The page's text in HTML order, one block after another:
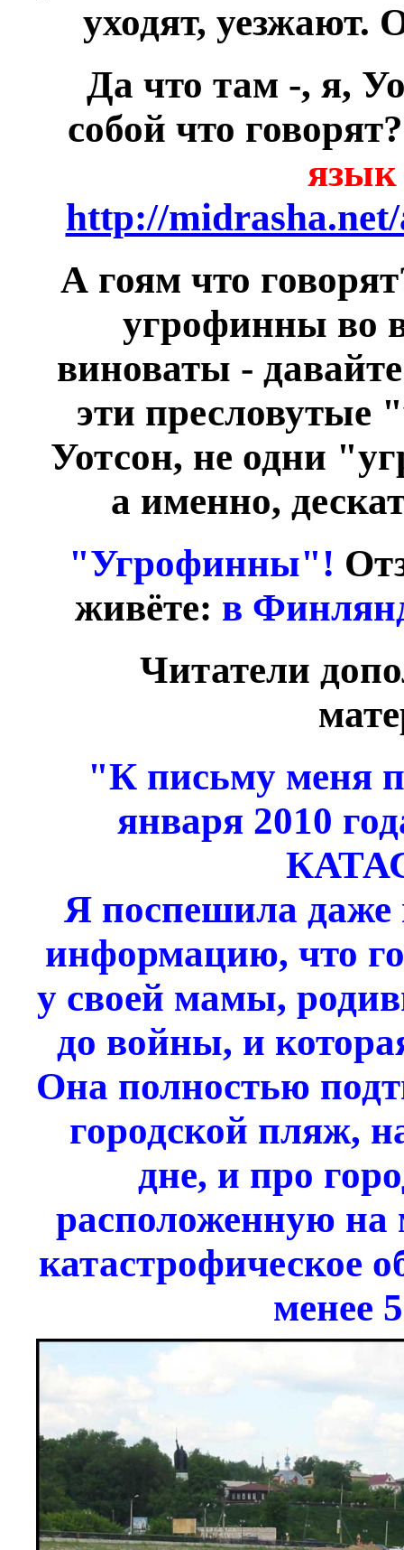
уходят,
Да что там -, я,
собой что
язык
http://
А гоям что
угрофинны во
виноваты -
эти
Уотсон, не одни
а именно,
"Угрофинны"!
живёте: в
Читатели
"К письму меня
января 2010
Я поспешила даже
информацию, что
у своей мамы,
до войны, и
Она полностью
городской пляж,
дне, и про
расположенную на
катастрофическое
менее